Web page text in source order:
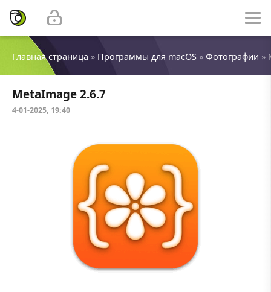
Главная страница » Программы для macOS » Фотографии »
MetaImage 2.6.7
4-01-2025, 19:40